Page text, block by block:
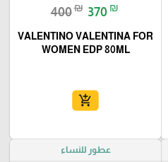
400₪ 370 ₪
VALENTINO VALENTINA FOR
WOMEN EDP 80ML
add_shopping_cart
عطور للنساء